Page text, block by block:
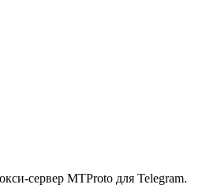
сервер MTProto для Telegram.